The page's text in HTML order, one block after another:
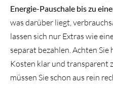
Energie-Pauschale bis zu
was darüber liegt,
lassen sich nur Extras wie
separat bezahlen. Achten
Kosten klar und transparent
müssen Sie schon aus rein